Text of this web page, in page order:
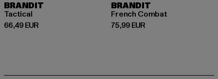
BRANDIT
Tactical
66,49 EUR
Derzeitiger Preis: 66,49 EUR
BRANDIT
French Combat
75,99 EUR
Derzeitiger Preis: 75,99 EUR